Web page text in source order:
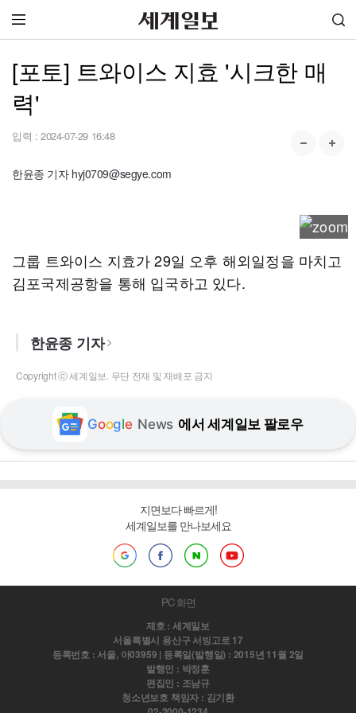
[포토] 트와이스 지효 '시크한 매
력'
입력 : 2024-07-29 16:48
한윤종 기자 hyj0709@segye.com
그룹 트와이스 지효가 29일 오후 해외일정을 마치고
김포국제공항을 통해 입국하고 있다.
한윤종 기자
Copyright ⓒ 세계일보. 무단 전재 및 재배포 금지
Google News 에서 세계일보 팔로우
지면보다 빠르게!
세계일보를 만나보세요
PC 화면
제호 : 세계일보
서울특별시 용산구 서빙고로 17
등록번호 : 서울, 아03959 | 등록일(발행일) : 2015년 11월 2일
발행인 : 박정훈
편집인 : 조남규
청소년보호 책임자 : 김기환